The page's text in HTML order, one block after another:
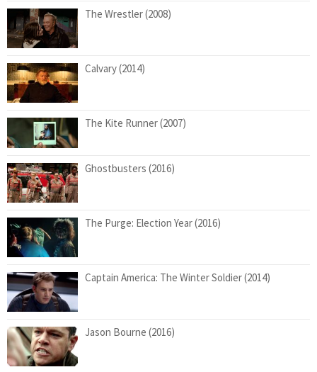
The Wrestler (2008)
Calvary (2014)
The Kite Runner (2007)
Ghostbusters (2016)
The Purge: Election Year (2016)
Captain America: The Winter Soldier (2014)
Jason Bourne (2016)